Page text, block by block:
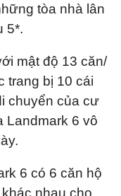
tòa nhà lân
5*.
mật độ 13 căn/
trang bị 10 cái
chuyển của cư
Landmark 6 vô
6 có 6 căn hộ
nhau cho